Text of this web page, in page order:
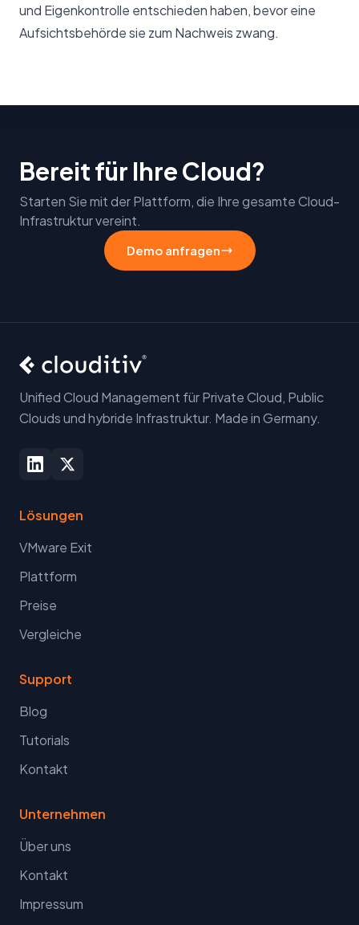
und Eigenkontrolle entschieden haben, bevor eine
Aufsichtsbehörde sie zum Nachweis zwang.
Bereit für Ihre Cloud?
Starten Sie mit der Plattform, die Ihre gesamte Cloud-
Infrastruktur vereint.
Demo anfragen
Unified Cloud Management für Private Cloud, Public
Clouds und hybride Infrastruktur. Made in Germany.
Lösungen
VMware Exit
Plattform
Preise
Vergleiche
Support
Blog
Tutorials
Kontakt
Unternehmen
Über uns
Kontakt
Impressum